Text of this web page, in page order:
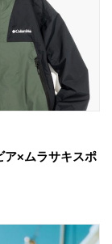
ア×ムラサキスポ